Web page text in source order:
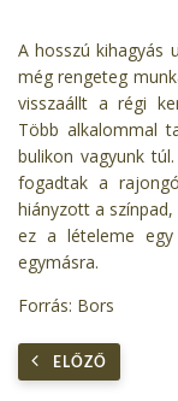
A hosszú kihagyás
még rengeteg
visszaállt a régi
Több alkalommal
bulikon vagyunk
fogadtak a
hiányzott a
ez a lételeme egy
egymásra.
Forrás: Bors
ELŐZŐ